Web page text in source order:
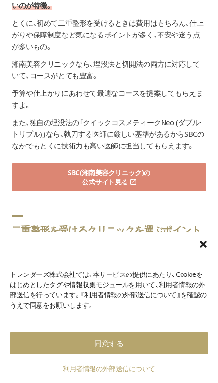
トレンダーズ株式会社では、本サービスの提供にあたり、Cookieを
はじめとしたタグや情報収集モジュールを用いて、利用者情報の外
部送信を行っています。『利用者情報の外部送信について』を確認の
うえで同意をお願いします。
同意する
利用者情報の外部送信について
いのが特徴。
とくに、初めて二重整形を受けるときは費用はもちろん、仕上
がりや保障制度など気になるポイントが多く、不安や迷う点
が多いもの。
湘南美容クリニックなら、埋没法と切開法の両方に対応して
いて、コースがとても豊富。
予算や仕上がりにあわせて最適なコースを提案してもらえま
すよ。
また、独自の埋没法の「クイックコスメティークNeo (ダブル･
トリプル)」なら、執刀する医師に厳しい基準があるからSBCの
なかでもとくに技術力も高い医師に担当してもらえます。
SBC(湘南美容クリニック)の
公式サイト見る
二重整形を受けるクリニックを選ぶポイント
保証期間があるか
医師が丁寧にデザインの相談にのってくれるか
ポイント1.保証期間があるか